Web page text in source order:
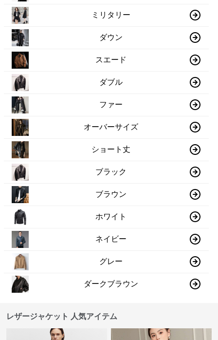
ミリタリー
ダウン
スエード
ダブル
ファー
オーバーサイズ
ショート丈
ブラック
ブラウン
ホワイト
ネイビー
グレー
ダークブラウン
レザージャケット 人気アイテム